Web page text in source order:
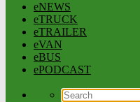
eNEWS
eTRUCK
eTRAILER
eVAN
eBUS
ePODCAST